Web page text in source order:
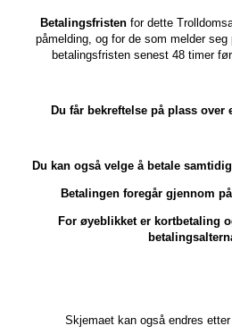
Betalingsfristen for dette
påmelding, og for de som melder
betalingsfristen senest 48 timer
Du får bekreftelse på plass over
Du kan også velge å betale
Betalingen foregår gjennom
For øyeblikket er kortbetaling
Skjemaet kan også endres